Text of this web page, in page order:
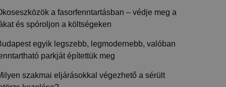
a fasorfenntartásban – védje meg a
és spóroljon a költségeken
egyik legszebb, legmodernebb, valóban
parkját építettük meg
szakmai eljárásokkal végezhető a sérült